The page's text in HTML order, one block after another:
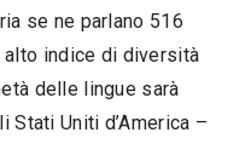
se ne parlano 516
indice di diversità
delle lingue sarà
Stati Uniti d’America –